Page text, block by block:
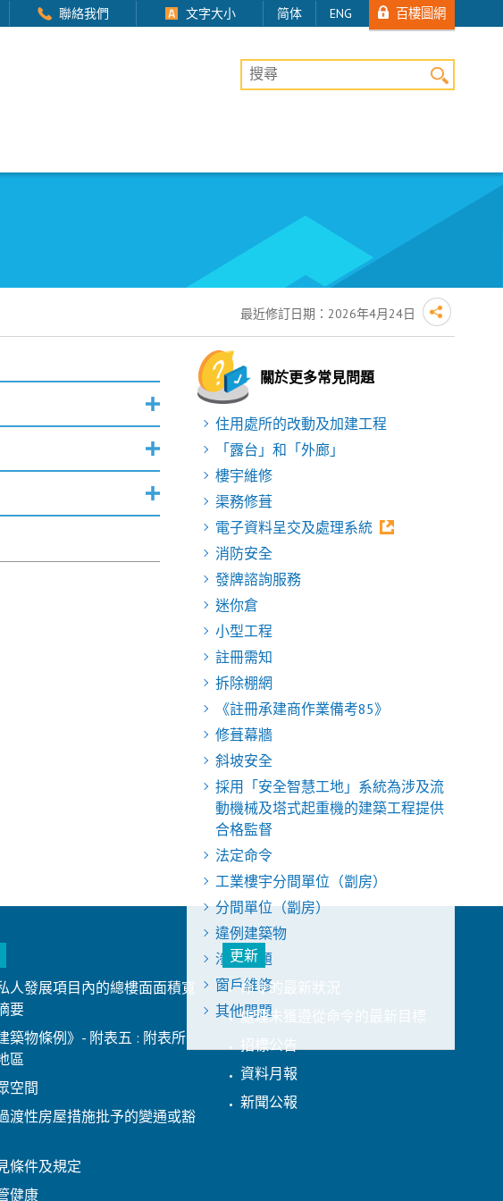
聯絡我們 文字大小 简体 ENG 百樓圖網
桌上版網站搜尋
最近修訂日期：2026年4月24日
關於更多常見問題
住用處所的改動及加建工程
「露台」和「外廊」
樓宇維修
渠務修葺
電子資料呈交及處理系統
消防安全
發牌諮詢服務
迷你倉
小型工程
註冊需知
拆除棚網
《註冊承建商作業備考85》
修葺幕牆
斜坡安全
採用「安全智慧工地」系統為涉及流
動機械及塔式起重機的建築工程提供
合格監督
法定命令
工業樓宇分間單位（劏房）
分間單位（劏房）
違例建築物
滲水問題
窗戶維修
其他問題
人發展項目內的總樓面面積寬
要
築物條例》- 附表五 : 附表所
區
空間
渡性房屋措施批予的變通或豁
條件及規定
健康
更新
命令的最新狀況
處理未獲遵從命令的最新目標
招標公告
資料月報
新聞公報